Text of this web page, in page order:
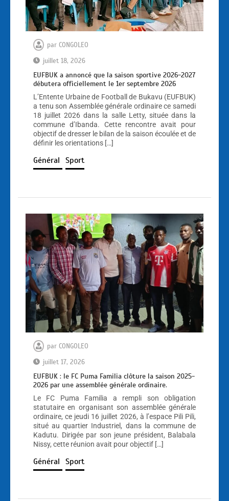
par CONGOLEO
juillet 18, 2026
EUFBUK a annoncé que la saison sportive 2026-2027
débutera officiellement le 1er septembre 2026
L’Entente Urbaine de Football de Bukavu (EUFBUK)
a tenu son Assemblée générale ordinaire ce samedi
18 juillet 2026 dans la salle Letty, située dans la
commune d’Ibanda. Cette rencontre avait pour
objectif de dresser le bilan de la saison écoulée et de
définir les orientations […]
Général Sport
par CONGOLEO
juillet 17, 2026
EUFBUK : le FC Puma Familia clôture la saison 2025-
2026 par une assemblée générale ordinaire.
Le FC Puma Familia a rempli son obligation
statutaire en organisant son assemblée générale
ordinaire, ce jeudi 16 juillet 2026, à l’espace Pili Pili,
situé au quartier Industriel, dans la commune de
Kadutu. Dirigée par son jeune président, Balabala
Nissy, cette réunion avait pour objectif […]
Général Sport